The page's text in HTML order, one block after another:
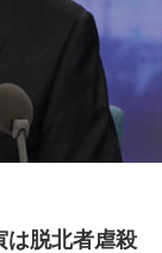
は脱北者虐殺